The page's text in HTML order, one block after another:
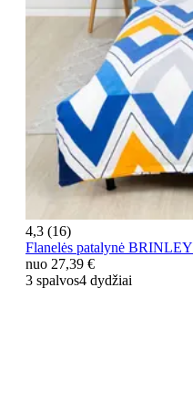
4,3 (16)
Flanelės patalynė
nuo 27,39 €
3 spalvos4 dydžiai